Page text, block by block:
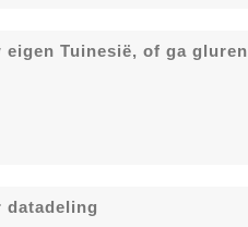
Tuinesië, of ga gluren
datadeling